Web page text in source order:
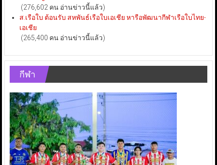
(276,602 คน อ่านข่าวนี้แล้ว)
ส.เรือใบ ต้อนรับ สหพันธ์เรือใบเอเชีย หารือพัฒนากีฬาเรือใบไทย-
เอเชีย
(265,400 คน อ่านข่าวนี้แล้ว)
กีฬา